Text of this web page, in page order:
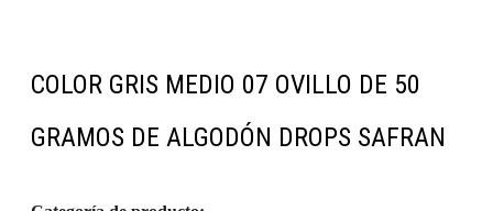
COLOR GRIS MEDIO 07 OVILLO DE 50
GRAMOS DE ALGODÓN DROPS SAFRAN